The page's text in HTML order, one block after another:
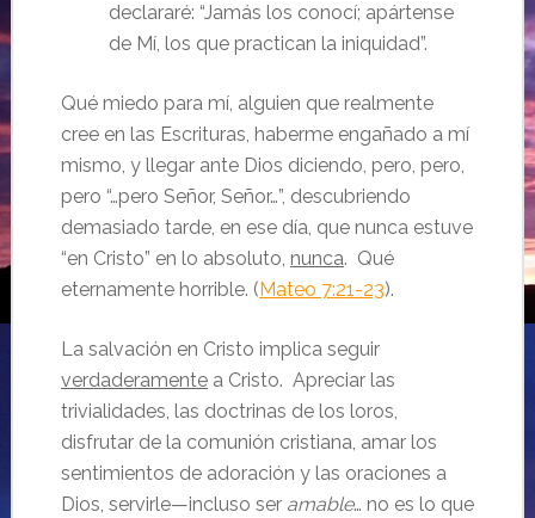
declararé: “Jamás los conocí; apártense
de Mí, los que practican la iniquidad”.
Qué miedo para mí, alguien que realmente
cree en las Escrituras, haberme engañado a mí
mismo, y llegar ante Dios diciendo, pero, pero,
pero “…pero Señor, Señor…”, descubriendo
demasiado tarde, en ese día, que nunca estuve
“en Cristo” en lo absoluto, nunca. Qué
eternamente horrible. ( Mateo 7:21-23).
La salvación en Cristo implica seguir
verdaderamentea Cristo. Apreciar las
trivialidades, las doctrinas de los loros,
disfrutar de la comunión cristiana, amar los
sentimientos de adoración y las oraciones a
Dios, servirle—incluso ser amable… no es lo que